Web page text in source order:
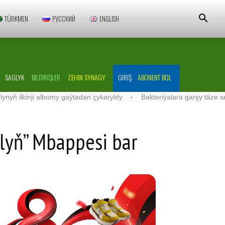
TÜRKMEN РУССКИЙ ENGLISH
SAGLYK BILDIRIŞLER ZEHIN SYNAGY GIRIŞ ABONENT BOL
gaýtadan çykaryldy · Bakteriýalara garşy täze serişdeler
Mbappesi bar